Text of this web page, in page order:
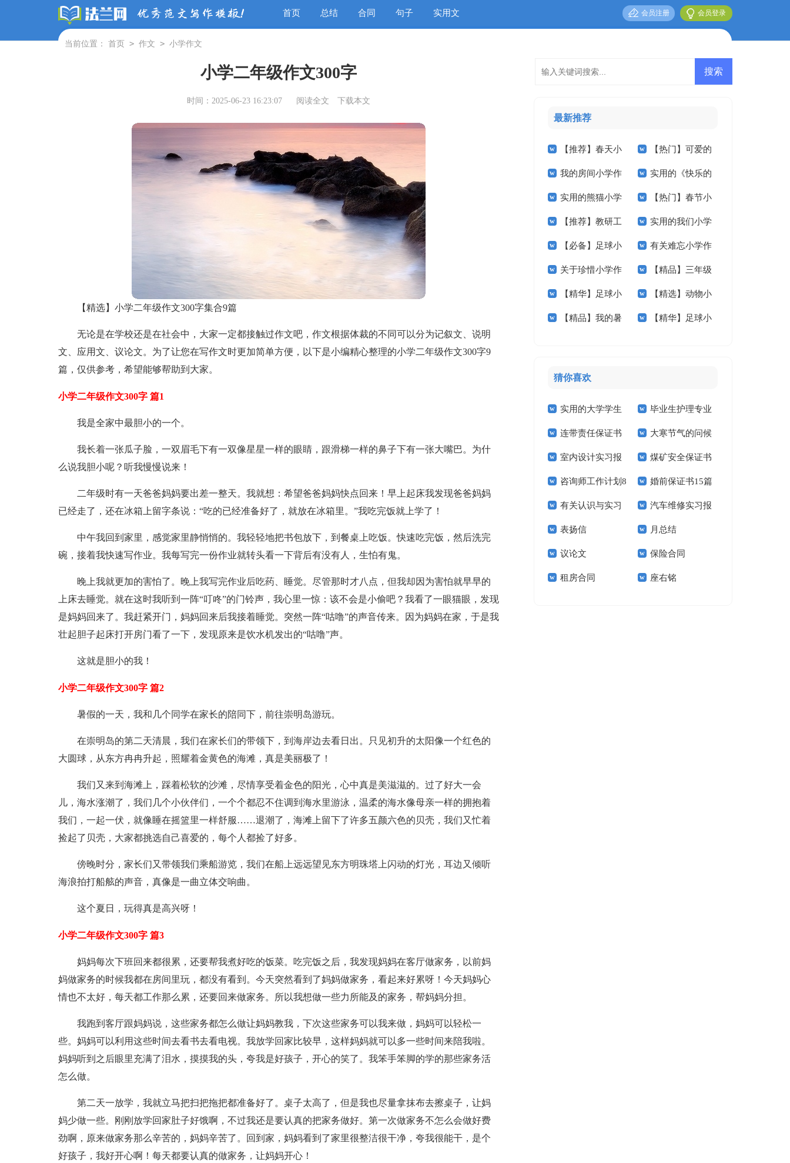
首页 总结 合同 句子 实用文 会员登录
会员注册
当前位置： 首页 > 作文 > 小学作文
小学二年级作文300字
时间：2025-06-23 16:23:07 阅读全文 下载本文
【精选】小学二年级作文300字集合9篇
无论是在学校还是在社会中，大家一定都接触过作文吧，作文根据体裁的不同可以分为记叙文、说明
文、应用文、议论文。为了让您在写作文时更加简单方便，以下是小编精心整理的小学二年级作文300字9
篇，仅供参考，希望能够帮助到大家。
小学二年级作文300字 篇1
我是全家中最胆小的一个。
我长着一张瓜子脸，一双眉毛下有一双像星星一样的眼睛，跟滑梯一样的鼻子下有一张大嘴巴。为什
么说我胆小呢？听我慢慢说来！
二年级时有一天爸爸妈妈要出差一整天。我就想：希望爸爸妈妈快点回来！早上起床我发现爸爸妈妈
已经走了，还在冰箱上留字条说：“吃的已经准备好了，就放在冰箱里。”我吃完饭就上学了！
中午我回到家里，感觉家里静悄悄的。我轻轻地把书包放下，到餐桌上吃饭。快速吃完饭，然后洗完
碗，接着我快速写作业。我每写完一份作业就转头看一下背后有没有人，生怕有鬼。
晚上我就更加的害怕了。晚上我写完作业后吃药、睡觉。尽管那时才八点，但我却因为害怕就早早的
上床去睡觉。就在这时我听到一阵“叮咚”的门铃声，我心里一惊：该不会是小偷吧？我看了一眼猫眼，发现
是妈妈回来了。我赶紧开门，妈妈回来后我接着睡觉。突然一阵“咕噜”的声音传来。因为妈妈在家，于是我
壮起胆子起床打开房门看了一下，发现原来是饮水机发出的“咕噜”声。
这就是胆小的我！
小学二年级作文300字 篇2
暑假的一天，我和几个同学在家长的陪同下，前往崇明岛游玩。
在崇明岛的第二天清晨，我们在家长们的带领下，到海岸边去看日出。只见初升的太阳像一个红色的
大圆球，从东方冉冉升起，照耀着金黄色的海滩，真是美丽极了！
我们又来到海滩上，踩着松软的沙滩，尽情享受着金色的阳光，心中真是美滋滋的。过了好大一会
儿，海水涨潮了，我们几个小伙伴们，一个个都忍不住调到海水里游泳，温柔的海水像母亲一样的拥抱着
我们，一起一伏，就像睡在摇篮里一样舒服……退潮了，海滩上留下了许多五颜六色的贝壳，我们又忙着
捡起了贝壳，大家都挑选自己喜爱的，每个人都捡了好多。
傍晚时分，家长们又带领我们乘船游览，我们在船上远远望见东方明珠塔上闪动的灯光，耳边又倾听
海浪拍打船舷的声音，真像是一曲立体交响曲。
这个夏日，玩得真是高兴呀！
小学二年级作文300字 篇3
妈妈每次下班回来都很累，还要帮我煮好吃的饭菜。吃完饭之后，我发现妈妈在客厅做家务，以前妈
妈做家务的时候我都在房间里玩，都没有看到。今天突然看到了妈妈做家务，看起来好累呀！今天妈妈心
情也不太好，每天都工作那么累，还要回来做家务。所以我想做一些力所能及的家务，帮妈妈分担。
我跑到客厅跟妈妈说，这些家务都怎么做让妈妈教我，下次这些家务可以我来做，妈妈可以轻松一
些。妈妈可以利用这些时间去看书去看电视。我放学回家比较早，这样妈妈就可以多一些时间来陪我啦。
妈妈听到之后眼里充满了泪水，摸摸我的头，夸我是好孩子，开心的笑了。我笨手笨脚的学的那些家务活
怎么做。
第二天一放学，我就立马把扫把拖把都准备好了。桌子太高了，但是我也尽量拿抹布去擦桌子，让妈
妈少做一些。刚刚放学回家肚子好饿啊，不过我还是要认真的把家务做好。第一次做家务不怎么会做好费
劲啊，原来做家务那么辛苦的，妈妈辛苦了。回到家，妈妈看到了家里很整洁很干净，夸我很能干，是个
好孩子，我好开心啊！每天都要认真的做家务，让妈妈开心！
最新推荐
【推荐】春天小
学作文十篇
【热门】可爱的
小学作文300字3篇
我的房间小学作
文汇编5篇
实用的《快乐的
春节》小学作文3篇
实用的熊猫小学
作文合集五篇
【热门】春节小
学作文400字四篇
【推荐】教研工
作计划范文汇编五篇
实用的我们小学
作文400字三篇
【必备】足球小
学作文600字3篇
有关难忘小学作
文汇总五篇
关于珍惜小学作
文400字五篇
【精品】三年级
叙事作文300字汇编
9篇
【精华】足球小
学作文汇总9篇
【精选】动物小
学作文400字合集5
【精品】我的暑 【精华】足球小
猜你喜欢
实用的大学学生
实习报告范文锦集六
篇
毕业生护理专业
求职信精选15篇
连带责任保证书 大寒节气的问候
祝福语
室内设计实习报
告汇编15篇
煤矿安全保证书
(15篇)
咨询师工作计划8
篇
婚前保证书15篇
有关认识与实习
报告模板集锦十篇
汽车维修实习报
告(汇编15篇)
表扬信 月总结
议论文 保险合同
租房合同 座右铭